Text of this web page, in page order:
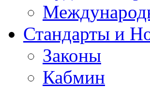
Стандарты и
Законы
Кабмин